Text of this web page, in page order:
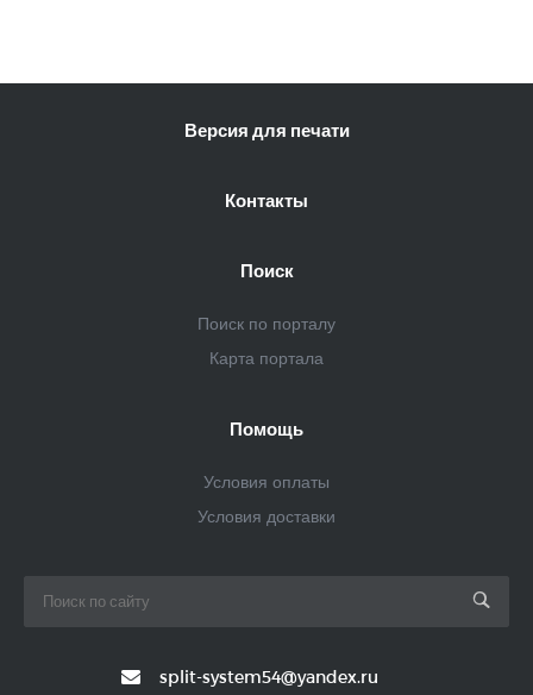
Версия для печати
Контакты
Поиск
Поиск по порталу
Карта портала
Помощь
Условия оплаты
Условия доставки
split-system54@yandex.ru